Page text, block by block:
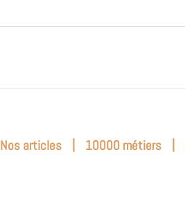
Nos articles | 10000 métiers |